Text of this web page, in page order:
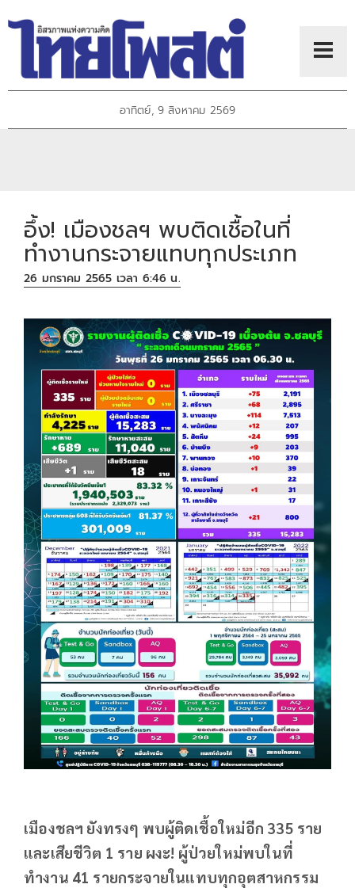
อาทิตย์, 9 สิงหาคม 2569
อึ้ง! เมืองชลฯ พบติดเชื้อในที่
ทำงานกระจายแทบทุกประเภท
26 มกราคม 2565 เวลา 6:46 น.
เมืองชลฯ ยังทรงๆ พบผู้ติดเชื้อใหม่อีก 335 ราย
และเสียชีวิต 1 ราย ผงะ! ผู้ป่วยใหม่พบในที่
ทำงาน 41 รายกระจายในแทบทุกอุตสาหกรรม